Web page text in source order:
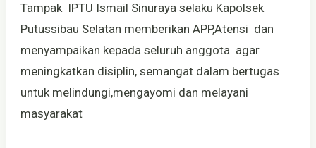
Tampak IPTU Ismail Sinuraya selaku Kapolsek
Putussibau Selatan memberikan APP,Atensi dan
menyampaikan kepada seluruh anggota agar
meningkatkan disiplin, semangat dalam bertugas
untuk melindungi,mengayomi dan melayani
masyarakat